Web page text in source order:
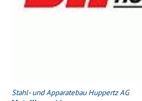
Stahl- und Apparatebau Huppertz AG